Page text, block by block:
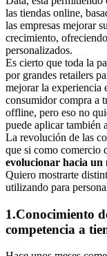
las tiendas online,
las empresas mejorar
crecimiento,
personalizados.
Es cierto que toda la
por grandes retailers
mejorar la experiencia
consumidor compra a
offline, pero eso no
puede aplicar también
La revolución de las
que si como comercio
evolucionar hacia un
Quiero mostrarte
utilizando para
1.Conocimiento
competencia a